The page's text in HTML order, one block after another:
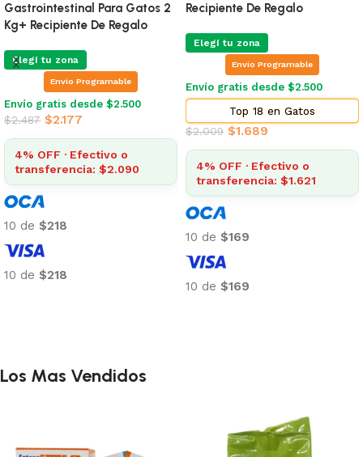
Gastrointestinal Para Gatos 2
Kg+ Recipiente De Regalo
Elegí tu zona
Envio Programable
Envío gratis desde $2.500
$2.487 $2.177
4% OFF · Efectivo o
transferencia: $2.090
10 de $218
10 de $218
Recipiente De Regalo
Elegí tu zona
Envio Programable
Envío gratis desde $2.500
Top 18 en Gatos
$2.009 $1.689
4% OFF · Efectivo o
transferencia: $1.621
10 de $169
10 de $169
Los Mas Vendidos